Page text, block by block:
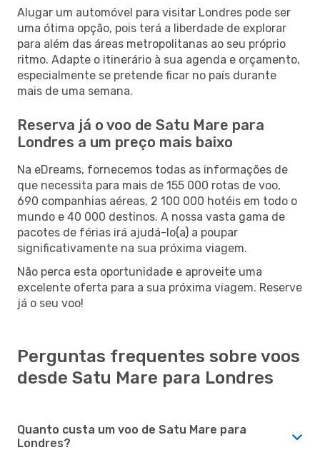
Alugar um automóvel para visitar Londres pode ser
uma ótima opção, pois terá a liberdade de explorar
para além das áreas metropolitanas ao seu próprio
ritmo. Adapte o itinerário à sua agenda e orçamento,
especialmente se pretende ficar no país durante
mais de uma semana.
Reserva já o voo de Satu Mare para
Londres a um preço mais baixo
Na eDreams, fornecemos todas as informações de
que necessita para mais de 155 000 rotas de voo,
690 companhias aéreas, 2 100 000 hotéis em todo o
mundo e 40 000 destinos. A nossa vasta gama de
pacotes de férias irá ajudá-lo(a) a poupar
significativamente na sua próxima viagem.
Não perca esta oportunidade e aproveite uma
excelente oferta para a sua próxima viagem. Reserve
já o seu voo!
Perguntas frequentes sobre voos
desde Satu Mare para Londres
Quanto custa um voo de Satu Mare para
Londres?